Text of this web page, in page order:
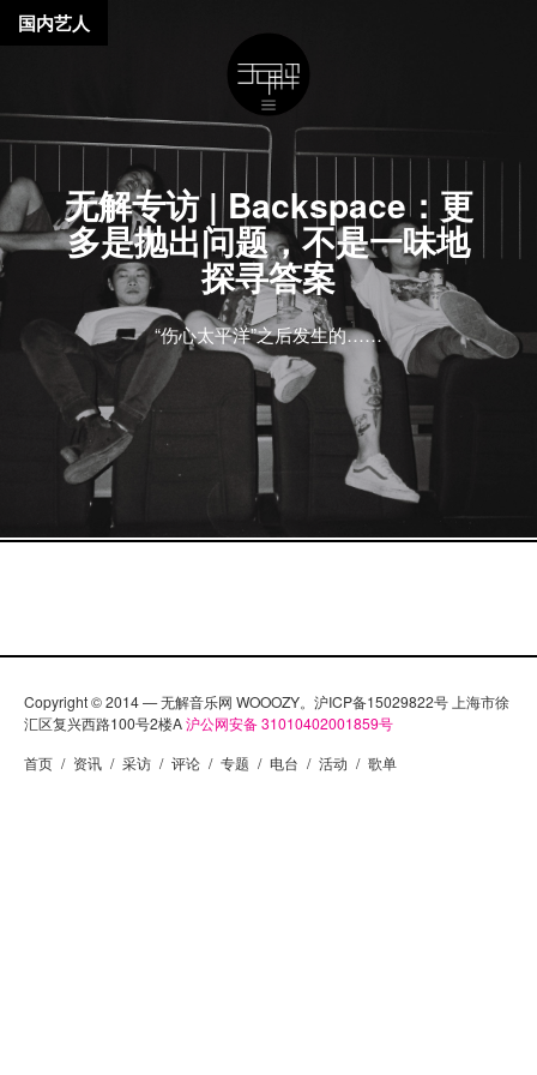
无解专访 | Backspace：更
多是抛出问题，不是一味地
探寻答案
“伤心太平洋”之后发生的……
国内艺人
Copyright © 2014 — 无解音乐网 WOOOZY。沪ICP备15029822号 上海市徐
汇区复兴西路100号2楼A沪公网安备 31010402001859号
首页 / 资讯 / 采访 / 评论 / 专题 / 电台 / 活动 / 歌单